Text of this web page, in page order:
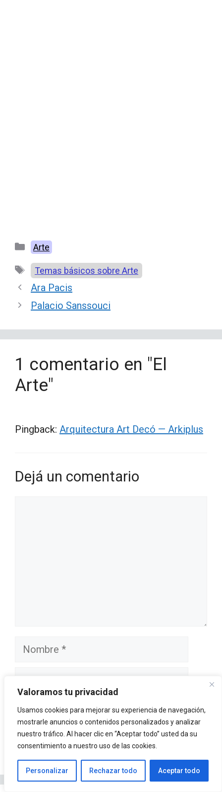
Valoramos tu privacidad
Usamos cookies para mejorar su experiencia de navegación,
mostrarle anuncios o contenidos personalizados y analizar
nuestro tráfico. Al hacer clic en “Aceptar todo” usted da su
consentimiento a nuestro uso de las cookies.
Personalizar Rechazar todo Aceptar todo
Categorías
Arte
Etiquetas
Temas básicos sobre Arte
Ara Pacis
Palacio Sanssouci
1 comentario en "El
Arte"
Pingback: Arquitectura Art Decó — Arkiplus
Dejá un comentario
Nombre
Correo
electrónico
Sitio
web